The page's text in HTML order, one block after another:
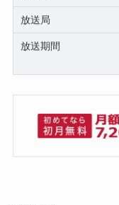
放送局
放送期間